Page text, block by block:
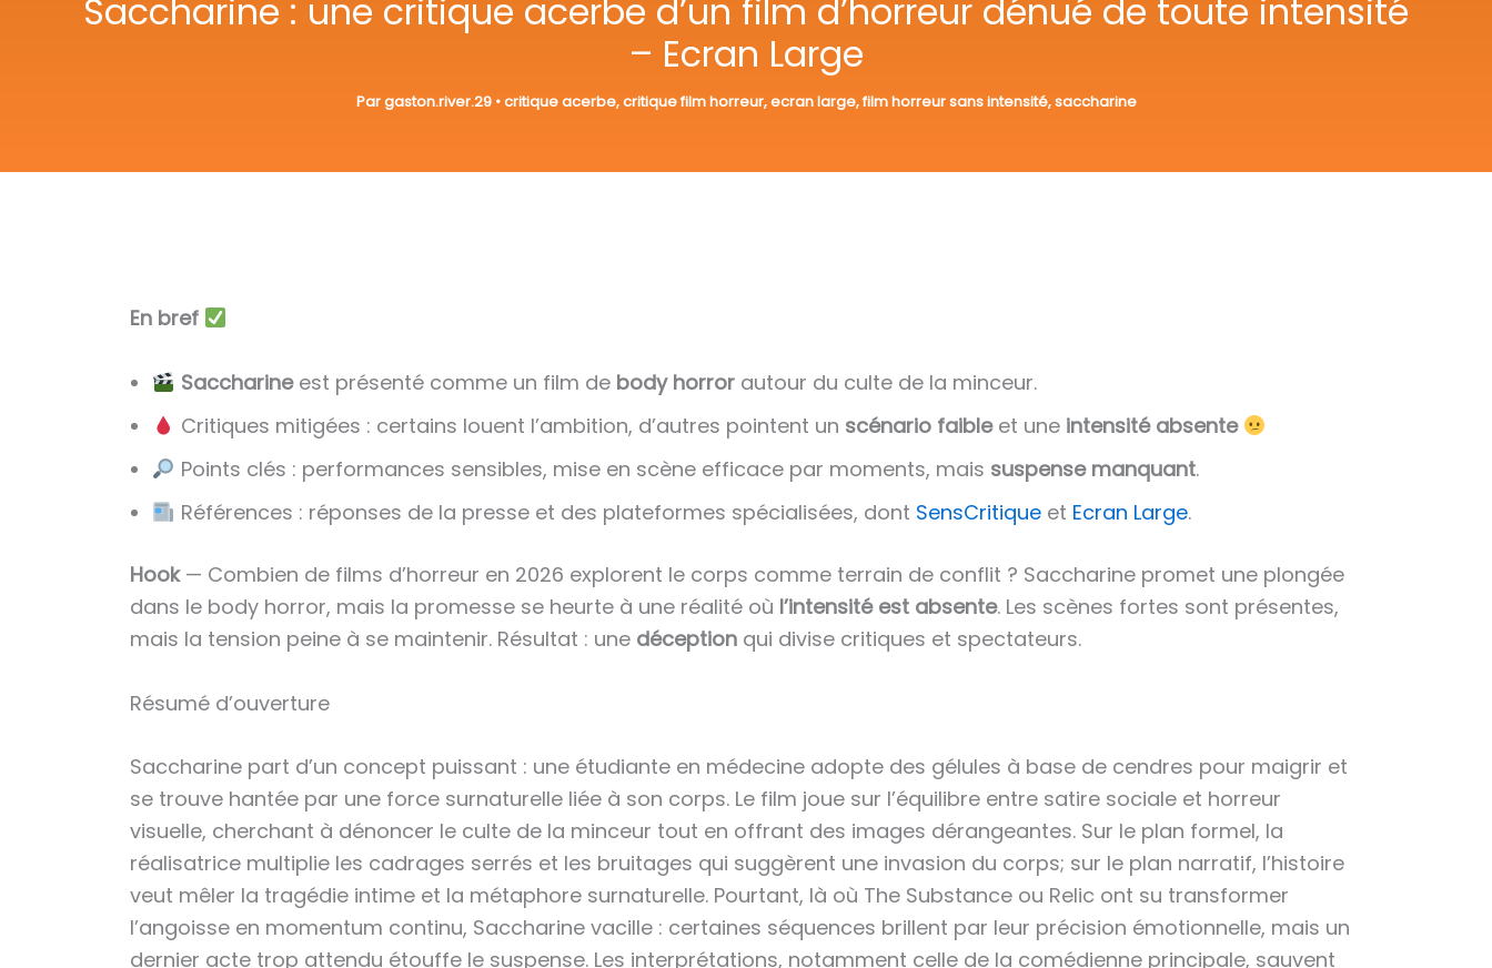
Saccharine : une critique acerbe d’un film d’horreur dénué de toute intensité
– Ecran Large
Pargaston.river.29 •critique acerbe,critique film horreur,ecran large,film horreur sans intensité,saccharine
En bref
Saccharineest présenté comme un film de body horrorautour du culte de la minceur.
Critiques mitigées : certains louent l’ambition, d’autres pointent un scénario faibleet une intensité absente
Points clés : performances sensibles, mise en scène efficace par moments, mais suspense manquant.
Références : réponses de la presse et des plateformes spécialisées, dont SensCritiqueet Ecran Large.
Hook— Combien de films d’horreur en 2026 explorent le corps comme terrain de conflit ? Saccharine promet une plongée
dans le body horror, mais la promesse se heurte à une réalité où l’intensité est absente. Les scènes fortes sont présentes,
mais la tension peine à se maintenir. Résultat : une déception qui divise critiques et spectateurs.
Résumé d’ouverture
Saccharine part d’un concept puissant : une étudiante en médecine adopte des gélules à base de cendres pour maigrir et
se trouve hantée par une force surnaturelle liée à son corps. Le film joue sur l’équilibre entre satire sociale et horreur
visuelle, cherchant à dénoncer le culte de la minceur tout en offrant des images dérangeantes. Sur le plan formel, la
réalisatrice multiplie les cadrages serrés et les bruitages qui suggèrent une invasion du corps; sur le plan narratif, l’histoire
veut mêler la tragédie intime et la métaphore surnaturelle. Pourtant, là où The Substance ou Relic ont su transformer
l’angoisse en momentum continu, Saccharine vacille : certaines séquences brillent par leur précision émotionnelle, mais un
dernier acte trop attendu étouffe le suspense. Les interprétations, notamment celle de la comédienne principale, sauvent